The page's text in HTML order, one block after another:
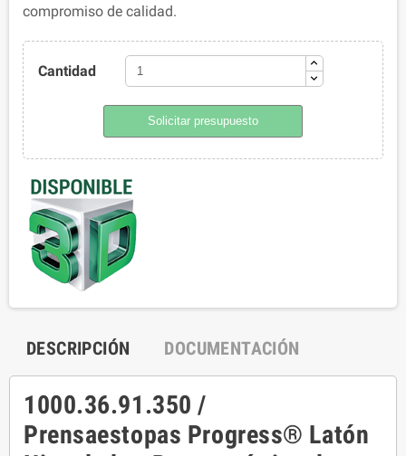
compromiso de calidad.
Cantidad
Solicitar presupuesto
DESCRIPCIÓN DOCUMENTACIÓN
1000.36.91.350 /
Prensaestopas Progress® Latón